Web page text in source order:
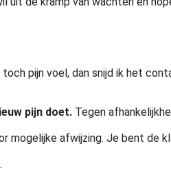
toch pijn voel, dan snijd ik het
pijn doet. Tegen
mogelijke afwijzing. Je bent de